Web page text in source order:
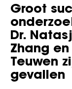
Groot
Dr.
Zhang
Teuwen
gevallen